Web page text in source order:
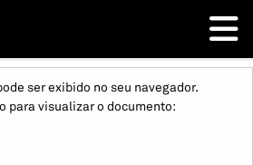
ser exibido no seu navegador.
para visualizar o documento: